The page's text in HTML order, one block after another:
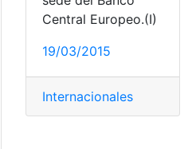
Central Europeo.(I)
19/03/2015
Internacionales